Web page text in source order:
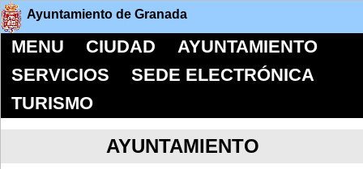
Ayuntamiento de Granada
MENU CIUDAD
AYUNTAMIENTO
SERVICIOS
SEDE ELECTRÓNICA
TURISMO
AYUNTAMIENTO